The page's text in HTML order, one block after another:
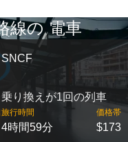
線の 電車
発
SNCF
乗り換えが1回の列車
旅行時間
4時間59分
価格帯
$173